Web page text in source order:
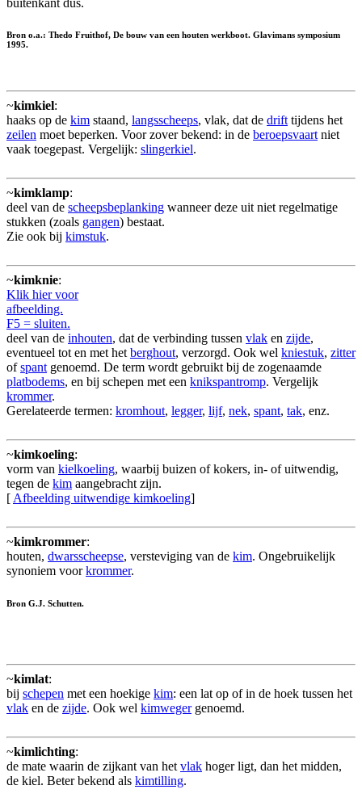
Bron o.a.: Thedo Fruithof, De bouw van een houten werkboot. Glavimans symposium
1995.
~kimkiel:
haaks op de kim staand, langsscheeps, vlak, dat de drifttijdens het
zeilen moet beperken. Voor zover bekend: in de beroepsvaartniet
vaak toegepast. Vergelijk: slingerkiel.
~kimklamp:
deel van de scheepsbeplanking wanneer deze uit niet regelmatige
stukken (zoals gangen) bestaat.
Zie ook bij kimstuk.
~kimknie:
Klik hier voor
afbeelding.
F5 = sluiten.
deel van de inhouten, dat de verbinding tussen vlak en zijde,
eventueel tot en met hetberghout, verzorgd. Ook wel kniestuk, zitter
ofspantgenoemd. De term wordt gebruikt bij de zogenaamde
platbodems, en bij schepen met een knikspantromp. Vergelijk
krommer.
Gerelateerde termen: kromhout, legger, lijf, nek, spant, tak, enz.
~kimkoeling:
vorm van kielkoeling, waarbij buizen of kokers, in- of uitwendig,
tegen de kim aangebracht zijn.
[Afbeelding uitwendige kimkoeling]
~kimkrommer:
houten, dwarsscheepse, versteviging van de kim. Ongebruikelijk
synoniem voorkrommer.
Bron G.J. Schutten.
~kimlat:
bij schepen met een hoekige kim: een lat op of in de hoek tussen het
vlak en de zijde. Ook wel kimwegergenoemd.
~kimlichting:
de mate waarin de zijkant van het vlak hoger ligt, dan het midden,
de kiel. Beter bekend als kimtilling.